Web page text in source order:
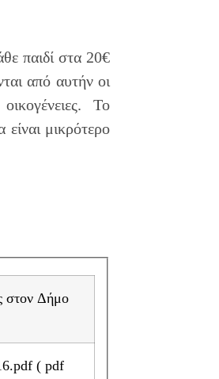
παιδί στα 20€
από αυτήν οι
Το
μικρότερο